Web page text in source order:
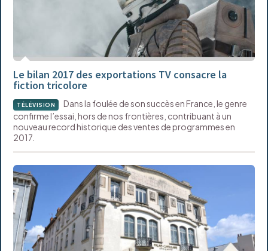
Le bilan 2017 des exportations TV consacre la
fiction tricolore
TÉLÉVISION
Dans la foulée de son succès en France, le genre
confirme l’essai, hors de nos frontières, contribuant à un
nouveau record historique des ventes de programmes en
2017.